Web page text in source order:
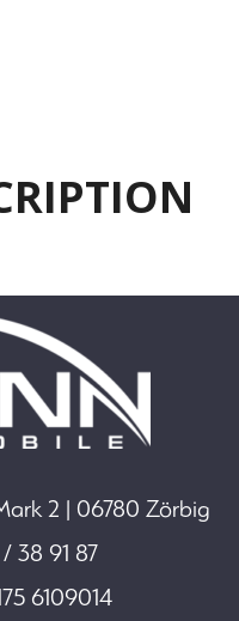
2 | 06780 Zörbig
38 91 87
6109014